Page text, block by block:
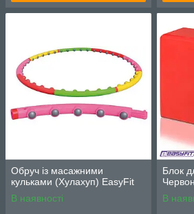
Обруч із масажними
кульками (Хулахуп) EasyFit
В наявності
Блок
В